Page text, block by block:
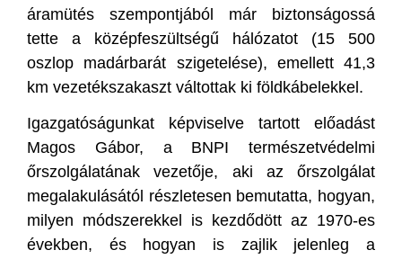
áramütés szempontjából már biztonságossá
tette a középfeszültségű hálózatot (15 500
oszlop madárbarát szigetelése), emellett 41,3
km vezetékszakaszt váltottak ki földkábelekkel.
Igazgatóságunkat képviselve tartott előadást
Magos Gábor, a BNPI természetvédelmi
őrszolgálatának vezetője, aki az őrszolgálat
megalakulásától részletesen bemutatta, hogyan,
milyen módszerekkel is kezdődött az 1970-es
években, és hogyan is zajlik jelenleg a